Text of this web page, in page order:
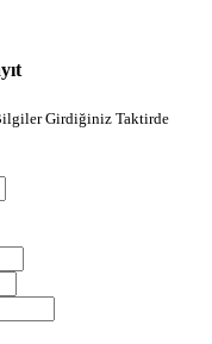
Girdiğiniz Taktirde